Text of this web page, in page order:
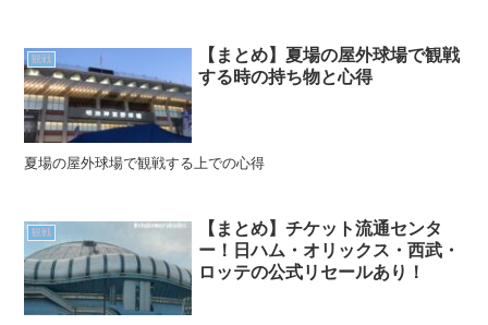
観戦
【まとめ】夏場の屋外球場で観戦
する時の持ち物と心得
夏場の屋外球場で観戦する上での心得
観戦
【まとめ】チケット流通センタ
ー！日ハム・オリックス・西武・
ロッテの公式リセールあり！